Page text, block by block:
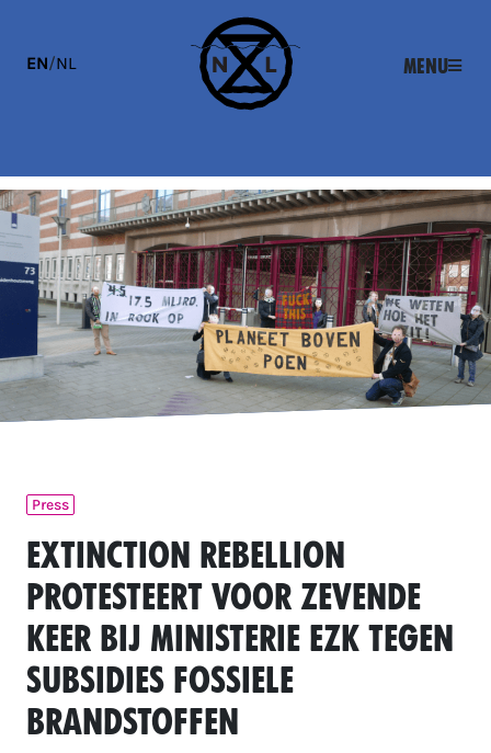
EN/NL Menu
Press
Extinction Rebellion
protesteert voor zevende
keer bij ministerie EZK tegen
subsidies fossiele
brandstoffen